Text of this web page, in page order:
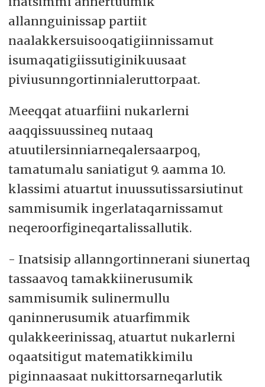
allannguinissap partiit
naalakkersuisooqatigiinnissamut
isumaqatigiissutiginikuusaat
piviusunngortinnialeruttorpaat.
Meeqqat atuarfiini nukarlerni
aaqqissuussineq nutaaq
atuutilersinniarneqalersaarpoq,
tamatumalu saniatigut 9. aamma 10.
klassimi atuartut inuussutissarsiutinut
sammisumik ingerlataqarnissamut
neqeroorfigineqartalissallutik.
- Inatsisip allanngortinnerani siunertaq
tassaavoq tamakkiinerusumik
sammisumik sulinermullu
qaninnerusumik atuarfimmik
qulakkeerinissaq, atuartut nukarlerni
oqaatsitigut matematikkimilu
piginnaasaat nukittorsarneqarlutik